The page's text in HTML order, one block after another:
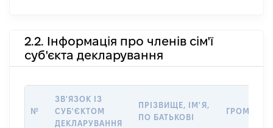
2.2. Інформація про членів сім'ї
суб'єкта декларування
№
ЗВ'ЯЗОК ІЗ
СУБ'ЄКТОМ
ДЕКЛАРУВАННЯ
ПРІЗВИЩЕ, ІМ'Я,
ПО БАТЬКОВІ